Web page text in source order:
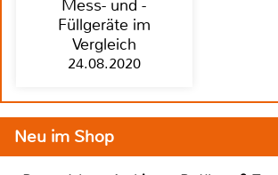
Mess- und -
Füllgeräte im
Vergleich
24.08.2020
Neu im Shop